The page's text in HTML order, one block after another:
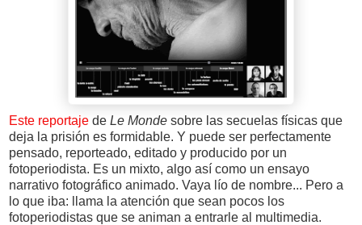
Este reportaje de Le Monde sobre las secuelas físicas que
deja la prisión es formidable. Y puede ser perfectamente
pensado, reporteado, editado y producido por un
fotoperiodista. Es un mixto, algo así como un ensayo
narrativo fotográfico animado. Vaya lío de nombre... Pero a
lo que iba: llama la atención que sean pocos los
fotoperiodistas que se animan a entrarle al multimedia.